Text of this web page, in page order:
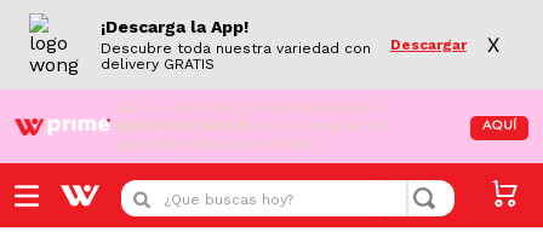
¡Descarga la App!
Descubre toda nuestra variedad con
delivery GRATIS
Descargar X
¡Aún no eres Wong Prime! Aprovecha el
DESPACHO GRATIS en tus compras de
supermercado desde S/79.90
AQUÍ
¿Que buscas hoy?